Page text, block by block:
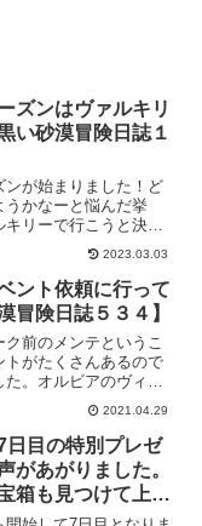
ズンはヴァルキリ
い砂漠冒険日誌１
ンが始まりました！ど
かなーと悩んだ挙
リーで行こうと決め
の目標とかやりたい事
してから、最後の最後
を使おうかと考えてま
ズンですしねｗ
2023.03.03
ント依頼に行って
冒険日誌５３４】
前のメンテというこ
トがたくさんあるので
。オルビアのヴィオ
簡単にすませられるの
せておこう。息抜きに
すよー。
2021.04.29
日目の特別プレゼ
があがりました。
箱も見つけて上機
冒険日誌4】